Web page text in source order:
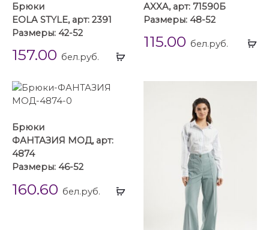
Выбрать
Брюки
EOLA STYLE, арт: 2391
Размеры: 42-52
157.00 бел.руб.
AXXA, арт: 71590Б
Размеры: 48-52
115.00 бел.руб.
Выбрать
Брюки
ФАНТАЗИЯ МОД, арт:
4874
Размеры: 46-52
160.60 бел.руб.